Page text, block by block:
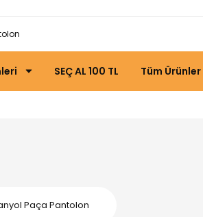
SEÇ AL 100 TL Tüm Ürünler
Paça Pantolon